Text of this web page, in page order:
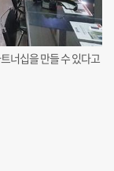
너십을 만들 수 있다고